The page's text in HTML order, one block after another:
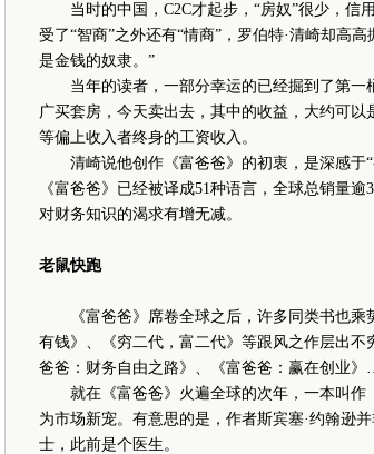
当时的中国，C2C才起步，“房奴”很少，信
受了“智商”之外还有“情商”，罗伯特·清崎却高
是金钱的奴隶。”
当年的读者，一部分幸运的已经掘到了第一
广买套房，今天卖出去，其中的收益，大约可
等偏上收入者终身的工资收入。
清崎说他创作《富爸爸》的初衷，是深感于“
《富爸爸》已经被译成51种语言，全球总销量
对财务知识的渴求有增无减。
老鼠快跑
《富爸爸》席卷全球之后，许多同类书也乘
有钱》、《穷二代，富二代》等跟风之作层出
爸爸：财务自由之路》、《富爸爸：赢在创业》
就在《富爸爸》火遍全球的次年，一本叫作
为市场新宠。有意思的是，作者斯宾塞·约翰逊
士，此前是个医生。